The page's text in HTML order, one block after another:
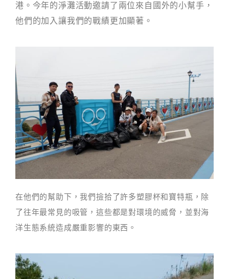
港。今年的淨灘活動邀請了兩位來自國外的小幫手，
他們的加入讓我們的戰績更加顯著。
在他們的幫助下，我們撿拾了許多塑膠杯和寶特瓶，除
了往年最常見的吸管，這些都是對環境的威脅，並對海
洋生態系統造成嚴重影響的東西。